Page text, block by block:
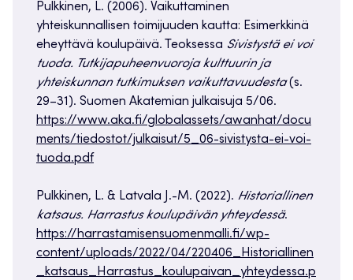
Pulkkinen, L. (2006). Vaikuttaminen
yhteiskunnallisen toimijuuden kautta: Esimerkkinä
eheyttävä koulupäivä. Teoksessa Sivistystä ei voi
tuoda. Tutkijapuheenvuoroja kulttuurin ja
yhteiskunnan tutkimuksen vaikuttavuudesta(s.
29–31). Suomen Akatemian julkaisuja 5/06.
https://www.aka.fi/globalassets/awanhat/docu
ments/tiedostot/julkaisut/5_06-sivistysta-ei-voi-
tuoda.pdf
Pulkkinen, L. & Latvala J.-M. (2022). Historiallinen
katsaus. Harrastus koulupäivän yhteydessä.
https://harrastamisensuomenmalli.fi/wp-
content/uploads/2022/04/220406_Historiallinen
_katsaus_Harrastus_koulupaivan_yhteydessa.p